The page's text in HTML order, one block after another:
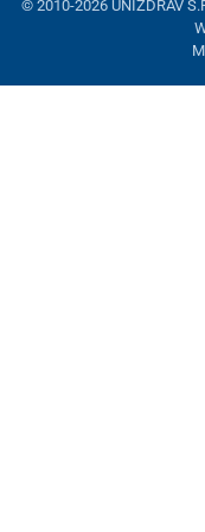
© 2010-2026 UNIZDRAV